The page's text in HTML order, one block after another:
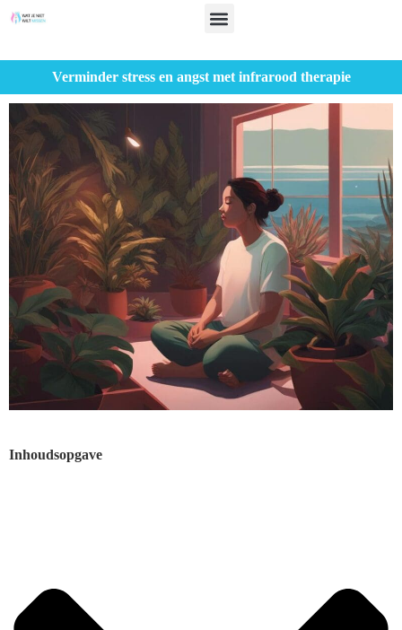
Verminder stress en angst met infrarood therapie
Inhoudsopgave